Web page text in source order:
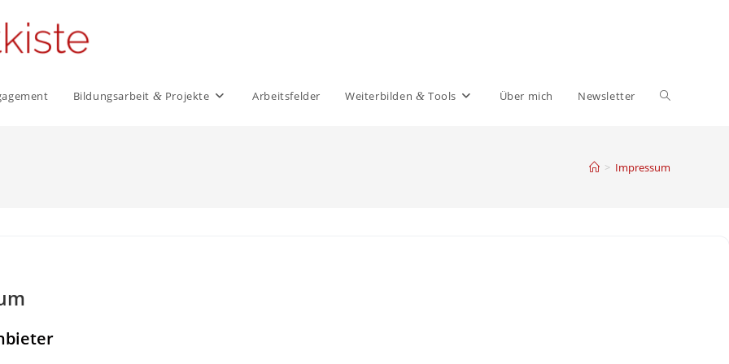
Bildungs­arbeit & Projekte Arbeits­felder Weiter­bilden & Tools Über mich News­letter Website-
> Impressum